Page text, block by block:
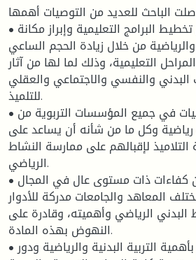
الباحث للعديد من التوصيات أهمها :
• ضرورة إعادة النظر في تخطيط البرامج التعليمية وإبراز مكانة
والرياضية من خلال زيادة الحجم الساعي
التعليمية، وذلك لما لها من آثار
البدني والنفسي والاجتماعي والعقلي
للتلميذ.
• ضرورة توفير الإمكانيات في جميع المؤسسات التربوية من
رياضية وكل ما من شأنه أن يساعد على
التلاميذ لإقبالهم على ممارسة النشاط
الرياضي.
• الحرص على تكوين كفاءات ذات مستوى عال في المجال
المعاهد والجامعات مدركة للأدوار
البدني الرياضي وأهميته، وقادرة على
النهوض بهذه المادة.
• الاهتمام بنشر الوعي بأهمية التربية البدنية والرياضية ودور